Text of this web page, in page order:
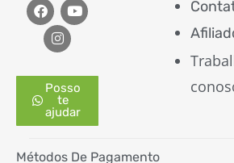
Posso
te
ajudar
Métodos De Pagamento